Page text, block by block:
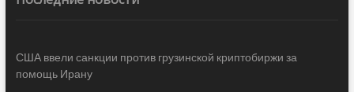
США ввели санкции против грузинской криптобиржи за
помощь Ирану